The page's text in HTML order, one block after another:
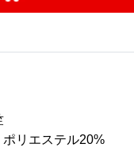
リエステル20%